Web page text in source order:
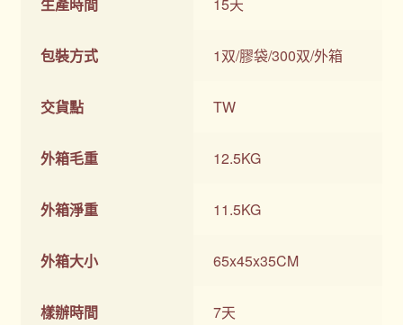
包裝方式 1双/膠袋/300双/外箱
交貨點 TW
外箱毛重 12.5KG
外箱淨重 11.5KG
外箱大小 65x45x35CM
樣辦時間 7天